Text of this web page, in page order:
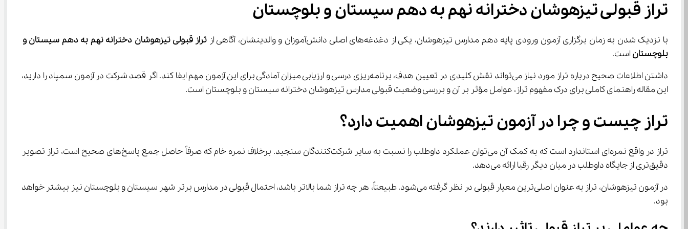
تراز قبولی تیزهوشان دخترانه نهم به دهم سیستان و بلوچستان
با نزدیک شدن به زمان برگزاری آزمون ورودی پایه دهم مدارس تیزهوشان، یکی از دغدغه‌های اصلی دانش‌آموزان و والدینشان، آگاهی از
تراز قبولی تیزهوشان دخترانه نهم به دهم سیستان و
بلوچستان است.
داشتن اطلاعات صحیح درباره تراز مورد نیاز می‌تواند نقش کلیدی در تعیین هدف، برنامه‌ریزی درسی و ارزیابی میزان آمادگی برای این آزمون مهم ایفا کند. اگر قصد شرکت در آزمون سمپاد را دارید،
این مقاله راهنمای کاملی برای درک مفهوم تراز، عوامل مؤثر بر آن و بررسی وضعیت قبولی مدارس تیزهوشان دخترانه سیستان و بلوچستان است.
تراز چیست و چرا در آزمون تیزهوشان اهمیت دارد؟
تراز در واقع نمره‌ای استاندارد است که به کمک آن می‌توان عملکرد داوطلب را نسبت به سایر شرکت‌کنندگان سنجید. برخلاف نمره خام که صرفاً حاصل جمع پاسخ‌های صحیح است، تراز تصویر
دقیق‌تری از جایگاه داوطلب در میان دیگر رقبا ارائه می‌دهد.
در آزمون تیزهوشان، تراز به عنوان اصلی‌ترین معیار قبولی در نظر گرفته می‌شود. طبیعتاً، هر چه تراز شما بالاتر باشد، احتمال قبولی در مدارس برتر شهر سیستان و بلوچستان نیز بیشتر خواهد
بود.